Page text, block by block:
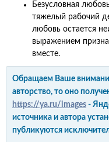
Безусловная
тяжелый рабочий
любовь остается
выражением
вместе.
Обращаем Ваше
авторство, то оно
https://ya.ru/images -
источника и автора
публикуются